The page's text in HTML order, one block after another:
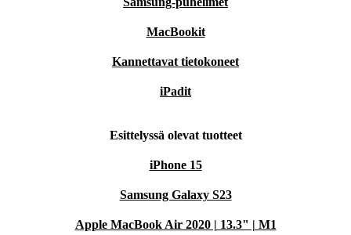
MacBookit
Kannettavat tietokoneet
iPadit
Esittelyssä olevat tuotteet
iPhone 15
Samsung Galaxy S23
Apple MacBook Air 2020 | 13.3" | M1